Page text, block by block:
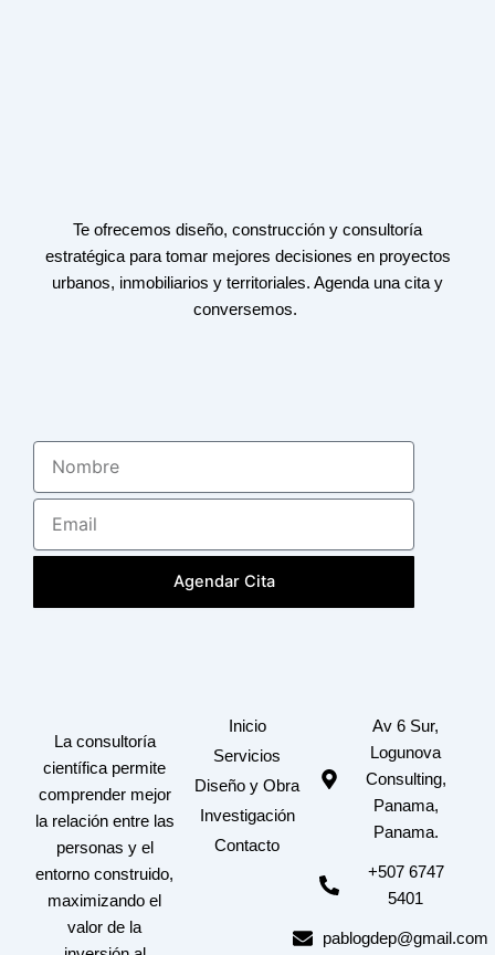
Te ofrecemos diseño, construcción y consultoría
estratégica para tomar mejores decisiones en proyectos
urbanos, inmobiliarios y territoriales. Agenda una cita y
conversemos.
Nombre
Email
Agendar Cita
La consultoría
científica permite
comprender mejor
la relación entre las
personas y el
entorno construido,
maximizando el
valor de la
Inicio
Servicios
Diseño y Obra
Investigación
Contacto
Av 6 Sur,
Logunova
Consulting,
Panama,
Panama.
+507 6747
5401
pablogdep@gmail.com